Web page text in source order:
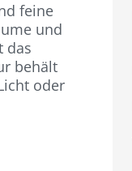
feine
und
das
behält
oder